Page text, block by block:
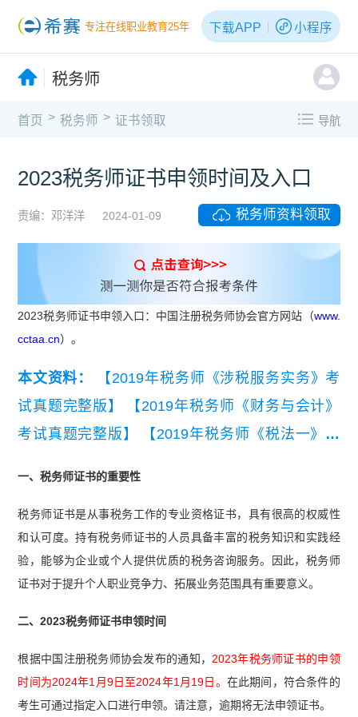
专注在线职业教育25年 下载APP 小程序
税务师
首页 > 税务师 > 证书领取 导航
2023税务师证书申领时间及入口
责编：邓洋洋 2024-01-09 税务师资料领取
2023税务师证书申领入口：中国注册税务师协会官方网站（www.
cctaa.cn）。
本文资料：
【2019年税务师《涉税服务实务》考
试真题完整版】
【2019年税务师《财务与会计》
考试真题完整版】
【2019年税务师《税法一》考
一、税务师证书的重要性
税务师证书是从事税务工作的专业资格证书，具有很高的权威性
和认可度。持有税务师证书的人员具备丰富的税务知识和实践经
验，能够为企业或个人提供优质的税务咨询服务。因此，税务师
证书对于提升个人职业竞争力、拓展业务范围具有重要意义。
二、2023税务师证书申领时间
根据中国注册税务师协会发布的通知， 2023年税务师证书的申领
时间为2024年1月9日至2024年1月19日。 在此期间，符合条件的
考生可通过指定入口进行申领。请注意，逾期将无法申领证书。